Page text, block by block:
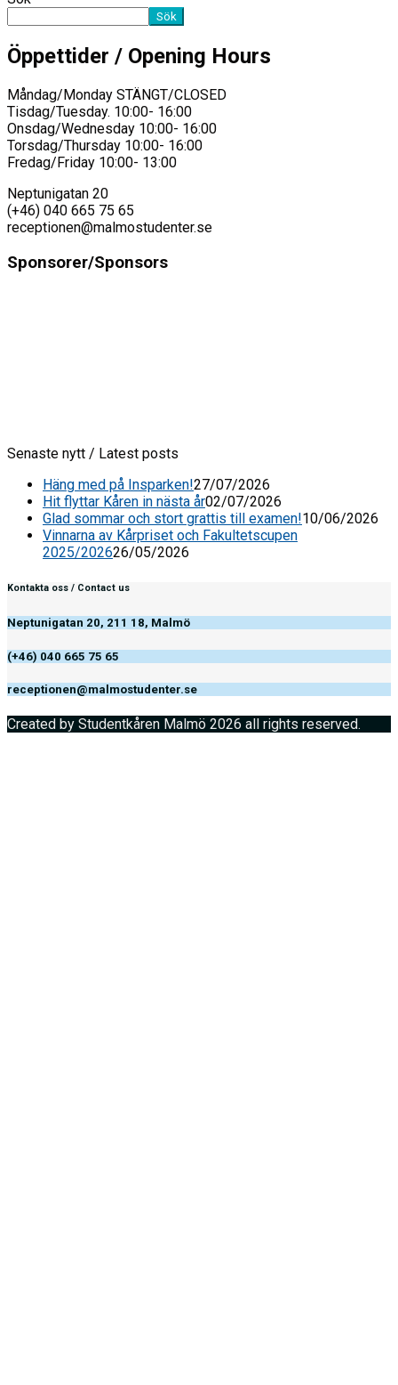
Sök
Öppettider / Opening Hours
Måndag/Monday STÄNGT/CLOSED
Tisdag/Tuesday. 10:00- 16:00
Onsdag/Wednesday 10:00- 16:00
Torsdag/Thursday 10:00- 16:00
Fredag/Friday 10:00- 13:00
Neptunigatan 20
(+46) 040 665 75 65
receptionen@malmostudenter.se
Sponsorer/Sponsors
Senaste nytt / Latest posts
Häng med på Insparken!27/07/2026
Hit flyttar Kåren in nästa år02/07/2026
Glad sommar och stort grattis till examen!10/06/2026
Vinnarna av Kårpriset och Fakultetscupen
2025/202626/05/2026
Kontakta oss / Contact us
Neptunigatan 20, 211 18, Malmö
(+46) 040 665 75 65
receptionen@malmostudenter.se
Created by Studentkåren Malmö 2026 all rights reserved.